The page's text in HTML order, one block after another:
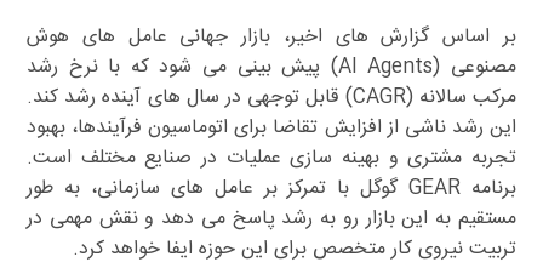
بر اساس گزارش های اخیر، بازار جهانی عامل های هوش
مصنوعی (AI Agents) پیش بینی می شود که با نرخ رشد
مرکب سالانه (CAGR) قابل توجهی در سال های آینده رشد کند.
این رشد ناشی از افزایش تقاضا برای اتوماسیون فرآیندها، بهبود
تجربه مشتری و بهینه سازی عملیات در صنایع مختلف است.
برنامه GEAR گوگل با تمرکز بر عامل های سازمانی، به طور
مستقیم به این بازار رو به رشد پاسخ می دهد و نقش مهمی در
تربیت نیروی کار متخصص برای این حوزه ایفا خواهد کرد.